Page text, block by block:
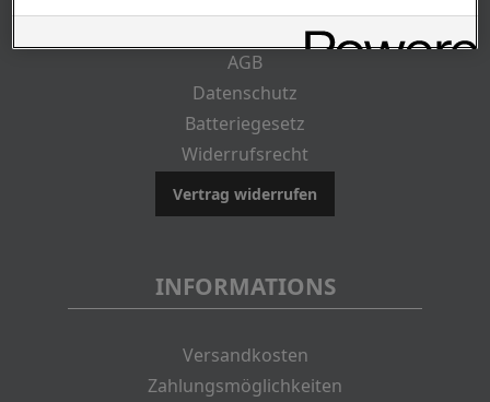
AGB
Datenschutz
Batteriegesetz
Widerrufsrecht
Vertrag widerrufen
INFORMATIONS
Versandkosten
Zahlungsmöglichkeiten